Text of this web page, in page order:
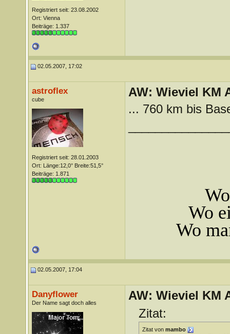
Registriert seit: 23.08.2002
Ort: Vienna
Beiträge: 1.337
02.05.2007, 17:02
astroflex
cube
Registriert seit: 28.01.2003
Ort: Länge:12,0° Breite:51,5°
Beiträge: 1.871
AW: Wieviel KM
... 760 km bis
Wo
Wo
02.05.2007, 17:04
Danyflower
Der Name sagt doch alles
AW: Wieviel KM
Zitat:
Zitat von mambo